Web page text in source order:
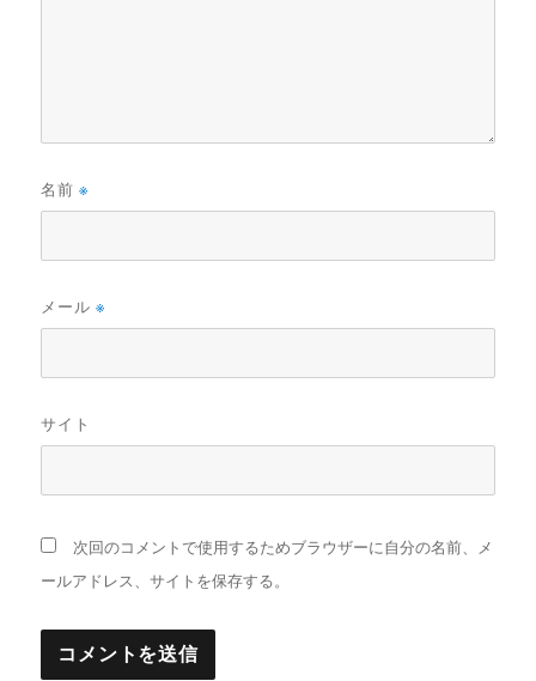
名前※
メール※
サイト
次回のコメントで使用するためブラウザーに自分の名前、メ
ールアドレス、サイトを保存する。